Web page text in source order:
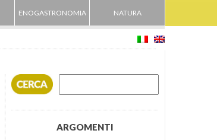
ENOGASTRONOMIA NATURA
ARGOMENTI